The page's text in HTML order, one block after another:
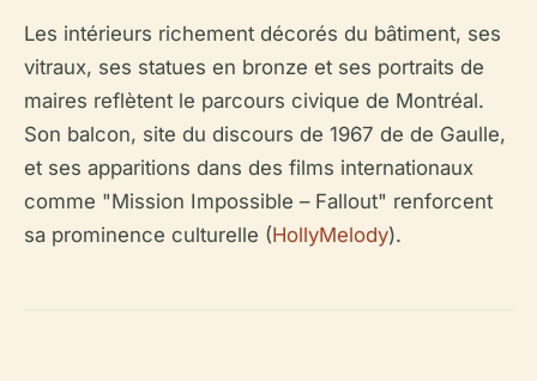
Les intérieurs richement décorés du bâtiment, ses
vitraux, ses statues en bronze et ses portraits de
maires reflètent le parcours civique de Montréal.
Son balcon, site du discours de 1967 de de Gaulle,
et ses apparitions dans des films internationaux
comme "Mission Impossible – Fallout" renforcent
sa prominence culturelle (HollyMelody).